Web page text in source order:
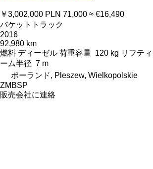
￥3,002,000 PLN 71,000 ≈ €16,490
バケットトラック
2016
92,980 km
燃料 ディーゼル 荷重容量 120 kg リフテ
ーム半径 7 m
ポーランド, Pleszew, Wielkopolskie
ZMBSP
販売会社に連絡